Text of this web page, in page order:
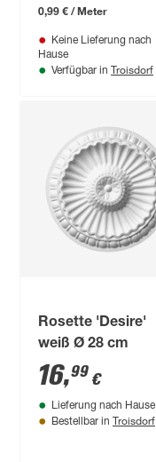
0,99 € / Meter
Keine Lieferung nach
Hause
Verfügbar in Troisdorf
Rosette 'Desire'
weiß Ø 28 cm
16,99 €
Lieferung nach Hause
Bestellbar in Troisdorf